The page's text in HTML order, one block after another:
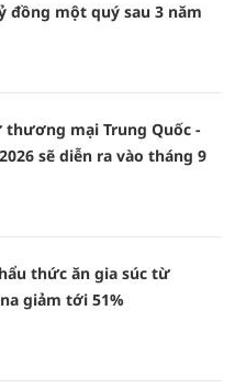
đồng một quý sau 3 năm
thương mại Trung Quốc -
sẽ diễn ra vào tháng 9
thức ăn gia súc từ
giảm tới 51%